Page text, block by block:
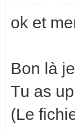
ok et
Bon là
Tu as
(Le